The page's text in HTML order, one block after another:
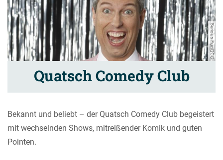
Serious FunQCC
Quatsch Comedy Club
Bekannt und beliebt – der Quatsch Comedy Club begeistert
mit wechselnden Shows, mitreißender Komik und guten
Pointen.